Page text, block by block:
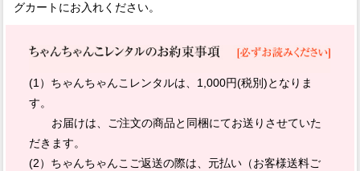
グカートにお入れください。
(1）ちゃんちゃんこレンタルは、1,000円(税別)となりま
す。
お届けは、ご注文の商品と同梱にてお送りさせていた
だきます。
(2）ちゃんちゃんこご返送の際は、元払い（お客様送料ご